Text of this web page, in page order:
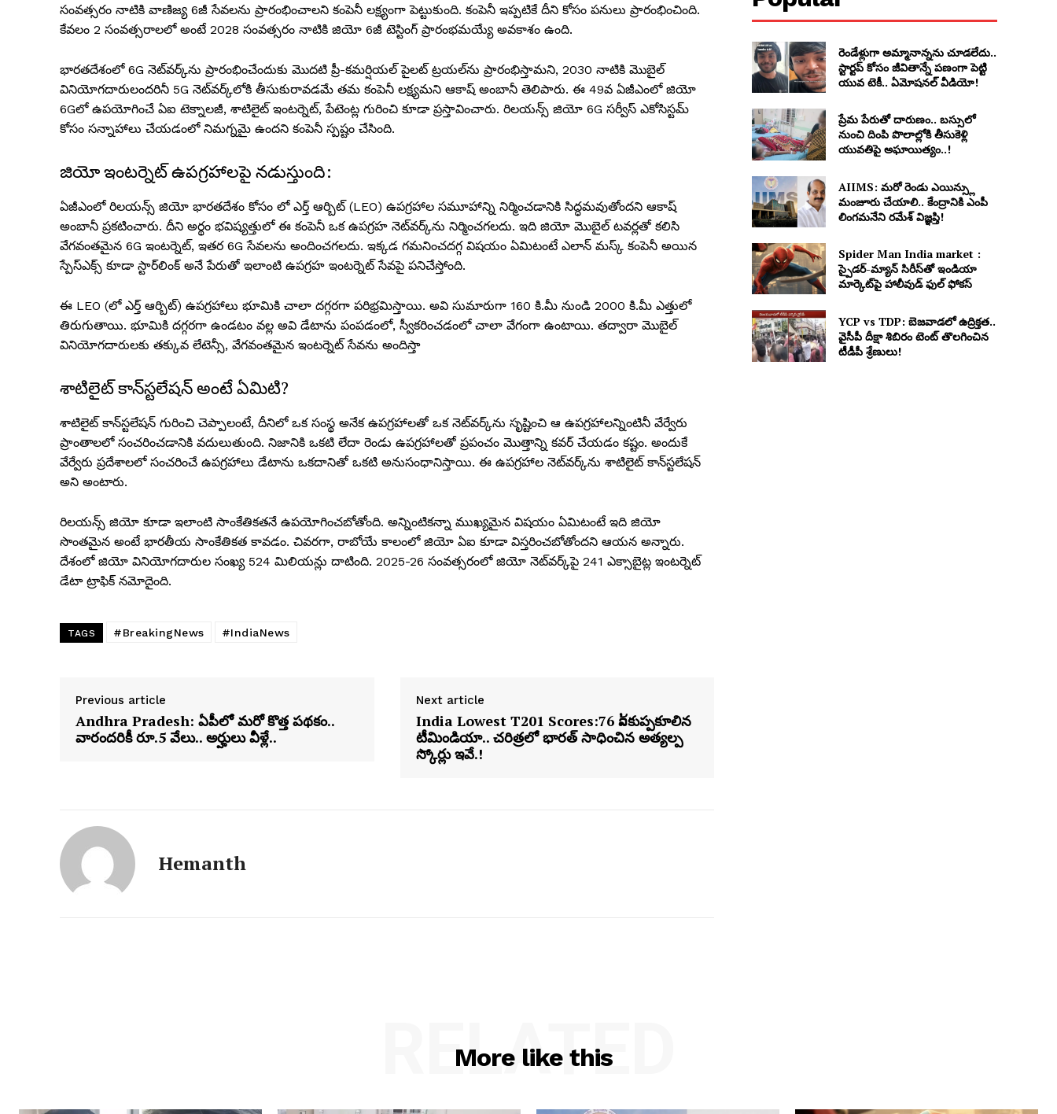
సంవత్సరం నాటికి వాణిజ్య 6జీ సేవలను ప్రారంభించాలని కంపెనీ లక్ష్యంగా పెట్టుకుంది. కంపెనీ ఇప్పటికే దీని కోసం పనులు ప్రారంభించింది.
కేవలం 2 సంవత్సరాలలో అంటే 2028 సంవత్సరం నాటికి జియో 6జీ టెస్టింగ్ ప్రారంభమయ్యే అవకాశం ఉంది.
భారతదేశంలో 6G నెట్‌వర్క్‌ను ప్రారంభించేందుకు మొదటి ప్రీ-కమర్షియల్ పైలట్ ట్రయల్‌ను ప్రారంభిస్తామని, 2030 నాటికి మొబైల్
వినియోగదారులందరినీ 5G నెట్‌వర్క్‌లోకి తీసుకురావడమే తమ కంపెనీ లక్ష్యమని ఆకాష్ అంబానీ తెలిపారు. ఈ 49వ ఏజీఎంలో జియో
6Gలో ఉపయోగించే ఏఐ టెక్నాలజీ, శాటిలైట్ ఇంటర్నెట్, పేటెంట్ల గురించి కూడా ప్రస్తావించారు. రిలయన్స్ జియో 6G సర్వీస్ ఎకోసిస్టమ్
కోసం సన్నాహాలు చేయడంలో నిమగ్నమై ఉందని కంపెనీ స్పష్టం చేసింది.
జియో ఇంటర్నెట్ ఉపగ్రహాలపై నడుస్తుంది:
ఏజీఎంలో రిలయన్స్ జియో భారతదేశం కోసం లో ఎర్త్ ఆర్బిట్ (LEO) ఉపగ్రహాల సమూహాన్ని నిర్మించడానికి సిద్ధమవుతోందని ఆకాష్
అంబానీ ప్రకటించారు. దీని అర్థం భవిష్యత్తులో ఈ కంపెనీ ఒక ఉపగ్రహ నెట్‌వర్క్‌ను నిర్మించగలదు. ఇది జియో మొబైల్ టవర్లతో కలిసి
వేగవంతమైన 6G ఇంటర్నెట్, ఇతర 6G సేవలను అందించగలదు. ఇక్కడ గమనించదగ్గ విషయం ఏమిటంటే ఎలాన్ మస్క్ కంపెనీ అయిన
స్పేస్‌ఎక్స్ కూడా స్టార్‌లింక్ అనే పేరుతో ఇలాంటి ఉపగ్రహ ఇంటర్నెట్ సేవపై పనిచేస్తోంది.
ఈ LEO (లో ఎర్త్ ఆర్బిట్) ఉపగ్రహాలు భూమికి చాలా దగ్గరగా పరిభ్రమిస్తాయి. అవి సుమారుగా 160 కి.మీ నుండి 2000 కి.మీ ఎత్తులో
తిరుగుతాయి. భూమికి దగ్గరగా ఉండటం వల్ల అవి డేటాను పంపడంలో, స్వీకరించడంలో చాలా వేగంగా ఉంటాయి. తద్వారా మొబైల్
వినియోగదారులకు తక్కువ లేటెన్సీ, వేగవంతమైన ఇంటర్నెట్ సేవను అందిస్తా
శాటిలైట్ కాన్‌స్టలేషన్ అంటే ఏమిటి?
శాటిలైట్ కాన్‌స్టలేషన్ గురించి చెప్పాలంటే, దీనిలో ఒక సంస్థ అనేక ఉపగ్రహాలతో ఒక నెట్‌వర్క్‌ను సృష్టించి ఆ ఉపగ్రహాలన్నింటినీ వేర్వేరు
ప్రాంతాలలో సంచరించడానికి వదులుతుంది. నిజానికి ఒకటి లేదా రెండు ఉపగ్రహాలతో ప్రపంచం మొత్తాన్ని కవర్ చేయడం కష్టం. అందుకే
వేర్వేరు ప్రదేశాలలో సంచరించే ఉపగ్రహాలు డేటాను ఒకదానితో ఒకటి అనుసంధానిస్తాయి. ఈ ఉపగ్రహాల నెట్‌వర్క్‌ను శాటిలైట్ కాన్‌స్టలేషన్
అని అంటారు.
రిలయన్స్ జియో కూడా ఇలాంటి సాంకేతికతనే ఉపయోగించబోతోంది. అన్నింటికన్నా ముఖ్యమైన విషయం ఏమిటంటే ఇది జియో
సొంతమైన అంటే భారతీయ సాంకేతికత కావడం. చివరగా, రాబోయే కాలంలో జియో ఏఐ కూడా విస్తరించబోతోందని ఆయన అన్నారు.
దేశంలో జియో వినియోగదారుల సంఖ్య 524 మిలియన్లు దాటింది. 2025-26 సంవత్సరంలో జియో నెట్‌వర్క్‌పై 241 ఎక్సాబైట్ల ఇంటర్నెట్
డేటా ట్రాఫిక్ నమోదైంది.
TAGS #BreakingNews #IndiaNews
Previous article
Andhra Pradesh: ఏపీలో మరో కొత్త పథకం..
వారందరికీ రూ.5 వేలు.. అర్హులు వీళ్లే..
Next article
India Lowest T201 Scores:76 ລ້కుప్పకూలిన
టీమిండియా.. చరిత్రలో భారత్ సాధించిన అత్యల్ప
స్కోర్లు ఇవే.!
Hemanth
రెండేళ్లుగా అమ్మానాన్నను చూడలేదు..
స్టార్టప్ కోసం జీవితాన్నే పణంగా పెట్టి
యువ టెకీ.. ఏమోషనల్ వీడియో!
ప్రేమ పేరుతో దారుణం.. బస్సులో
నుంచి దింపి పొలాల్లోకి తీసుకెళ్లి
యువతిపై అఘాయిత్యం..!
AIIMS: మరో రెండు ఎయిన్స్లు
మంజూరు చేయాలి.. కేంద్రానికి ఎంపీ
లింగమనేని రమేశ్ విజ్ఞప్తి!
Spider Man India market :
స్పైడర్-మ్యాన్ సిరీస్‌తో ఇండియా
మార్కెట్‌పై హాలీవుడ్ ఫుల్ ఫోకస్
YCP vs TDP: బెజవాడలో ఉద్రిక్తత..
వైసీపీ దీక్షా శిబిరం టెంట్ తొలగించిన
టీడీపీ శ్రేణులు!
More like this
RELATED